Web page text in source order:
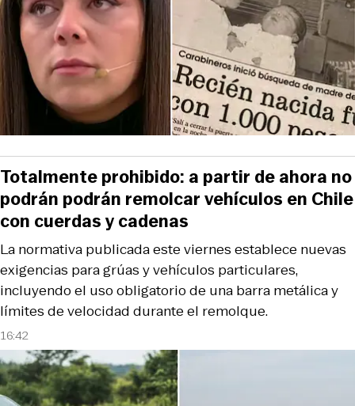
16:42
La normativa publicada este viernes establece nuevas
exigencias para grúas y vehículos particulares,
incluyendo el uso obligatorio de una barra metálica y
límites de velocidad durante el remolque.
Totalmente prohibido: a partir de ahora no
podrán podrán remolcar vehículos en Chile
con cuerdas y cadenas